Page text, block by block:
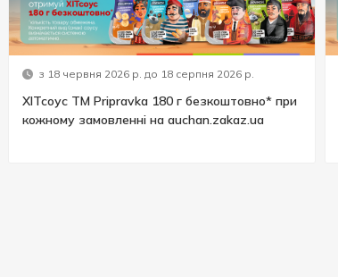
з 18 червня 2026 р. до 18 серпня 2026 р.
ХІТсоус ТМ Pripravka 180 г безкоштовно* при
кожному замовленні на auchan.zakaz.ua